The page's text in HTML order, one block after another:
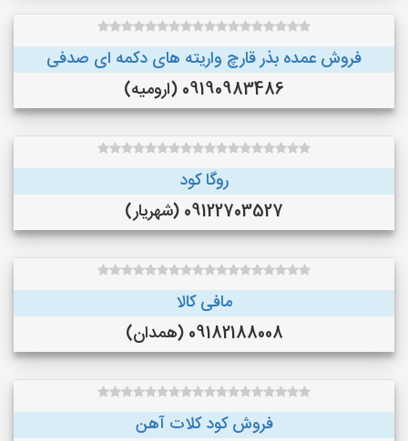
فروش عمده بذر قارچ واریته های دکمه ای صدفی
09190983486 (ارومیه)
روگا کود
09122703527 (شهریار)
مافی کالا
09182188008 (همدان)
فروش کود کلات آهن